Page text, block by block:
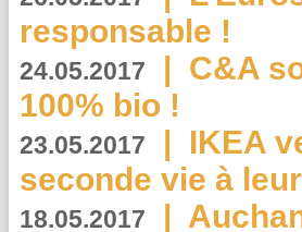
responsable !
24.05.2017 | C&A
100% bio !
23.05.2017 | IKEA
seconde vie à
18.05.2017 |